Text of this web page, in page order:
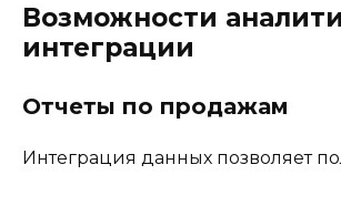
Возможности
интеграции
Отчеты по продажам
Интеграция данных позволяет